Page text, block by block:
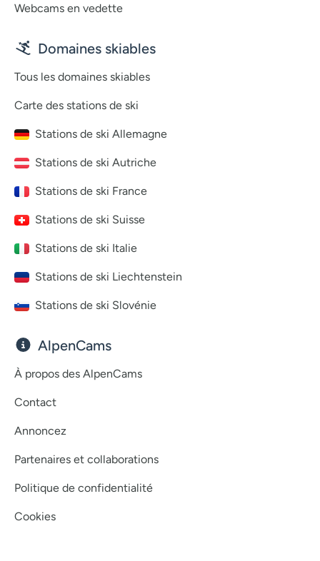
Webcams en vedette
Domaines skiables
Tous les domaines skiables
Carte des stations de ski
Stations de ski Allemagne
Stations de ski Autriche
Stations de ski France
Stations de ski Suisse
Stations de ski Italie
Stations de ski Liechtenstein
Stations de ski Slovénie
AlpenCams
À propos des AlpenCams
Contact
Annoncez
Partenaires et collaborations
Politique de confidentialité
Cookies